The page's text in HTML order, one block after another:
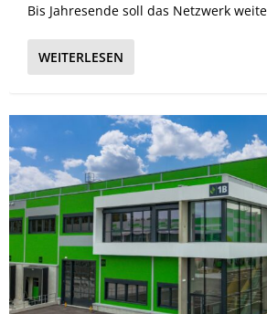
Bis Jahresende soll das Netzwerk
WEITERLESEN